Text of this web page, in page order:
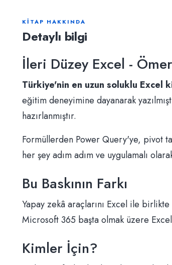
KİTAP HAKKINDA
Detaylı bilgi
İleri Düzey Excel -
Türkiye'nin en uzun soluklu Excel
eğitim deneyimine dayanarak
hazırlanmıştır.
Formüllerden Power Query'ye, pivot
her şey adım adım ve uygulamalı
Bu Baskının Farkı
Yapay zekâ araçlarını Excel ile
Microsoft 365 başta olmak üzere
Kimler İçin?